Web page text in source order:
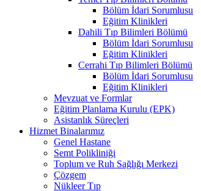
Bölüm İdari Sorumlusu
Eğitim Klinikleri
Dahili Tıp Bilimleri Bölümü
Bölüm İdari Sorumlusu
Eğitim Klinikleri
Cerrahi Tıp Bilimleri Bölümü
Bölüm İdari Sorumlusu
Eğitim Klinikleri
Mevzuat ve Formlar
Eğitim Planlama Kurulu (EPK)
Asistanlık Süreçleri
Hizmet Binalarımız
Genel Hastane
Semt Polikliniği
Toplum ve Ruh Sağlığı Merkezi
Çözgem
Nükleer Tıp